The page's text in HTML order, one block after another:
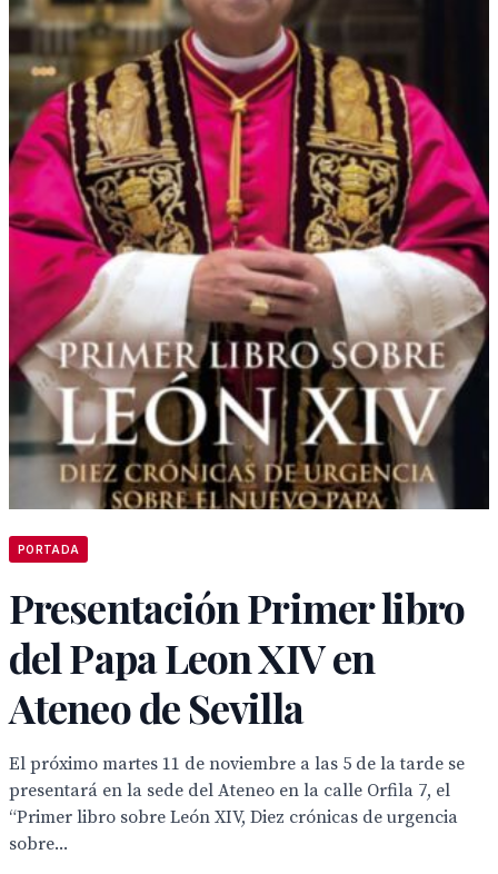
PORTADA
Presentación Primer libro
del Papa Leon XIV en
Ateneo de Sevilla
El próximo martes 11 de noviembre a las 5 de la tarde se
presentará en la sede del Ateneo en la calle Orfila 7, el
“Primer libro sobre León XIV, Diez crónicas de urgencia
sobre...